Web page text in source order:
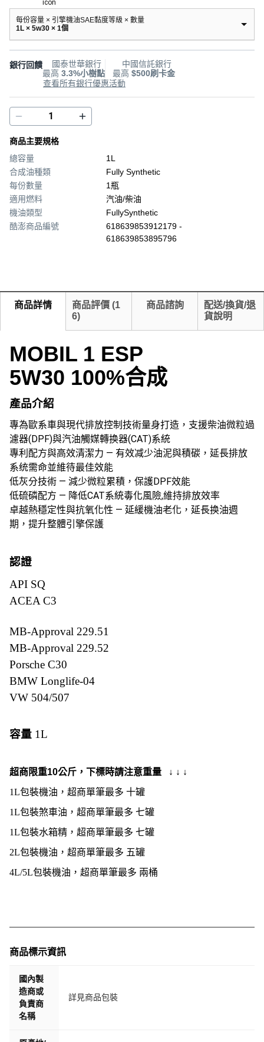
每份容量 × 引擎機油SAE黏度等級 × 數量
1L × 5w30 × 1個
銀行回饋
國泰世華銀行
最高 3.3%小樹點
中國信託銀行
最高 $500刷卡金
查看所有銀行優惠活動
商品主要規格
總容量
1L
合成油種類
Fully Synthetic
每份數量
1瓶
適用燃料
汽油/柴油
機油類型
FullySynthetic
酷澎商品編號
618639853912179 -
618639853895796
商品詳情 商品評價 (1
6)
商品諮詢
配送/換貨/退
貨說明
MOBIL 1 ESP
5W30 100%合成
產品介紹
專為歐系車與現代排放控制技術量身打造，支援柴油微粒過
濾器(DPF)與汽油觸媒轉换器(CAT)系統
專利配方與高效清潔力 — 有效减少油泥與積碳，延長排放
系统需命並維待最佳效能
低灰分技術 — 減少微粒累積，保護DPF效能
低硫磷配方 — 降低CAT系統毒化風險,維持排放效率
卓越熱穩定性與抗氧化性 — 延緩機油老化，延長换油週
期，提升整體引擎保護
認證
API SQ
ACEA C3
MB-Approval 229.51
MB-Approval 229.52
Porsche C30
BMW Longlife-04
VW 504/507
容量 1L
超商限重10公斤，下標時請注意重量 ↓ ↓ ↓
1L包裝機油，超商單筆最多 十罐
1L包裝煞車油，超商單筆最多 七罐
1L包裝水箱精，超商單筆最多 七罐
2L包裝機油，超商單筆最多 五罐
4L/5L包裝機油，超商單筆最多 兩桶
商品標示資訊
國內製
造商或
負責商
名稱
詳見商品包裝